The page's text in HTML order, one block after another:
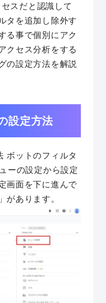
スだと認識して
タを追加し除外す
る事で個別にアク
クセス分析をする
の設定方法を解説
設定方法
ボットのフィルタ
ーの設定から設定
画面を下に進んで
があります。